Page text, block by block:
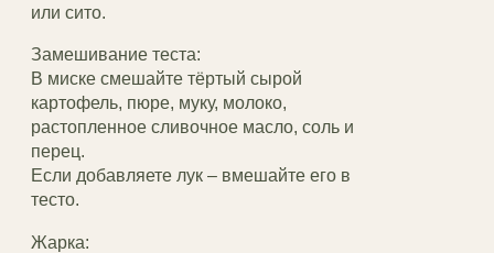
или сито.
Замешивание теста:
В миске смешайте тёртый сырой
картофель, пюре, муку, молоко,
растопленное сливочное масло, соль и
перец.
Если добавляете лук – вмешайте его в
тесто.
Жарка: